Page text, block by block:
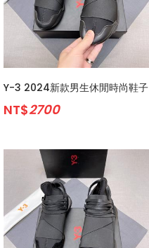
Y-3 2024新款男生休閒時尚鞋子
NT$2700